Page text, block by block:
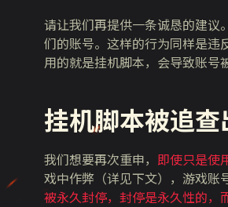
请让我们再提供一条诚恳的建
们的账号。这样的行为同样是违
用的就是挂机脚本，会导致账号
挂机脚本被追查
我们想要再次重申， 即使只是使
戏中作弊（详见下文），游戏账
被永久封停，封停是永久性的，